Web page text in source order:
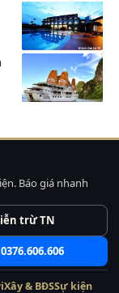
Báo giá nhanh
trừ TN
Xây & BĐSSự kiện